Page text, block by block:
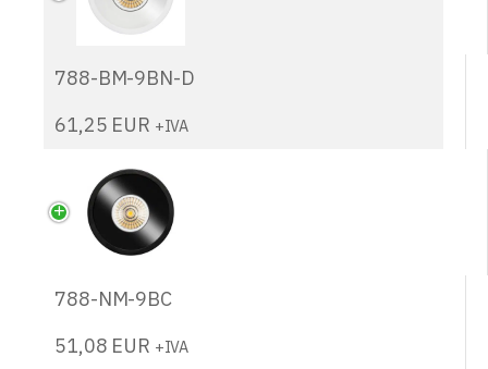
788-BM-9BN-D
61,25 EUR +IVA
788-NM-9BC
51,08 EUR +IVA